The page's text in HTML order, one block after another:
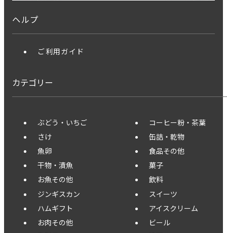
ヘルプ
ご利用ガイド
カテゴリー
ぶどう・いちご
さけ
魚卵
干物・漬魚
お魚その他
ジンギスカン
ハムギフト
お肉その他
コーヒー粉・茶葉
缶詰・乾物
食品その他
菓子
飲料
スイーツ
アイスクリーム
ビール